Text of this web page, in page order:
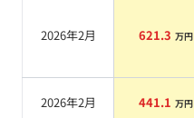
2026年2月 621.3 万円
2026年2月 441.1 万円